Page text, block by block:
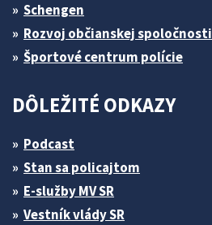
Schengen
Rozvoj občianskej spoločnosti
Športové centrum polície
DÔLEŽITÉ ODKAZY
Podcast
Stan sa policajtom
E-služby MV SR
Vestník vlády SR